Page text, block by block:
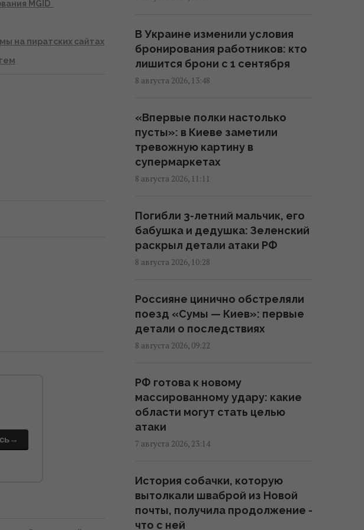
MGID
на пиратских сайтах
завершения войны в Украине
14:32 суббота, 08 августа 2026
известно
12:17 суббота, 08 августа 2026
Украина согласилась не
море, - Bloomberg
11:24 суббота, 08 августа 2026
украинских дронов
10:55 суббота, 08 августа 2026
силы раскрыли детали ночной
атаки РФ
09:26 суббота, 08 августа 2026
шанса на реакцию, - CNN
08:30 суббота, 08 августа 2026
В Украине изменили условия
бронирования работников: кто
лишится брони с 1 сентября
8 августа 2026, 13:48
«Впервые полки настолько
пусты»: в Киеве заметили
тревожную картину в
супермаркетах
8 августа 2026, 11:11
Погибли 3-летний мальчик, его
бабушка и дедушка: Зеленский
раскрыл детали атаки РФ
8 августа 2026, 10:28
Россияне цинично обстреляли
поезд «Сумы — Киев»: первые
детали о последствиях
8 августа 2026, 09:22
РФ готова к новому
массированному удару: какие
области могут стать целью
атаки
7 августа 2026, 23:14
История собачки, которую
вытолкали шваброй из Новой
почты, получила продолжение -
что с ней